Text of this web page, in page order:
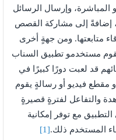
المباشرة، وإرسال الرسائل
إضافةً إلى مشاركة القصص
متابعتها. ومن جهةٍ أخرى
مستخدمو تطبيق السناب
مع أصدقائهم قد لعبت دورًا كبيرًا في
مقطع فيديو أو رسالةٍ يقوم
والتفاعل لفترةٍ قصيرةٍ
مع توفر إمكانية
المستخدم ذلك.[1]